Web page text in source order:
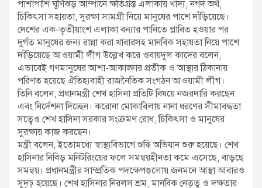
পাশাপাশি ঘূর্ণিঝড় আম্পানে ক্ষতিগ্রস্ত এলাকায় খাদ্য, নগদ অর্থ,
চিকিৎসা সহায়তা, সুরক্ষা সামগ্রী নিয়ে মানুষের পাশে দাঁড়িয়েছে।
দেশের এক-তৃতীয়াংশ এলাকা বন্যার পানিতে প্লাবিত হওয়ার পর
দুর্গত মানুষের জন্য রান্না করা খাবারসহ মানবিক সহায়তা নিয়ে পাশে
দাঁড়িয়েছে আওয়ামী লীগ উল্লেখ করে ওবায়দুল কাদের বলেন,
এভাবেই গণমানুষের আশা-আকাঙ্ক্ষার প্রতীক ও আস্থার ঠিকানায়
পরিণত হয়েছে ঐতিহ্যবাহী রাজনৈতিক সংগঠন আওয়ামী লীগ।
তিনি বলেন, প্রধানমন্ত্রী শেখ হাসিনা প্রতিটি বিষয়ে নজরদারি করছেন
এবং নির্দেশনা দিচ্ছেন। করোনা মোকাবিলায় নানা ধরণের সীমাবদ্ধতা
সত্বেও শেখ হাসিনা সরকার সংক্রমণ রোধ, চিকিৎসা ও মানুষের
সুরক্ষায় কাজ করছেন।
মন্ত্রী বলেন, ইতোমধ্যে স্বাস্থ্যবিভাগে শুদ্ধি অভিযান শুরু হয়েছে। শেখ
হাসিনার নিবিড় মনিটরিংয়ের ফলে সমন্বয়হীনতা কমে এসেছে, বাড়ছে
সমন্বয়। প্রধানমন্ত্রীর সাম্প্রতিক পদক্ষেপগুলোয় জনমনে আস্থা আবারও
সুদৃঢ় হয়েছে। শেখ হাসিনার নিরলস শ্রম, মানবিক নেতৃত্ব ও দক্ষতার